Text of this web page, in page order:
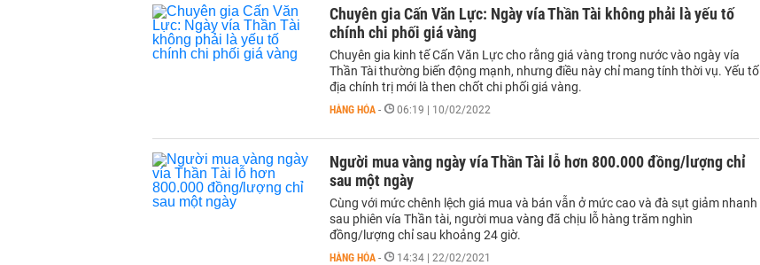
Chuyên gia Cấn Văn Lực: Ngày vía Thần Tài không phải là yếu tố
chính chi phối giá vàng
Chuyên gia kinh tế Cấn Văn Lực cho rằng giá vàng trong nước vào ngày vía
Thần Tài thường biến động mạnh, nhưng điều này chỉ mang tính thời vụ. Yếu tố
địa chính trị mới là then chốt chi phối giá vàng.
HÀNG HÓA - 06:19 | 10/02/2022
Người mua vàng ngày vía Thần Tài lỗ hơn 800.000 đồng/lượng chỉ
sau một ngày
Cùng với mức chênh lệch giá mua và bán vẫn ở mức cao và đà sụt giảm nhanh
sau phiên vía Thần tài, người mua vàng đã chịu lỗ hàng trăm nghìn
đồng/lượng chỉ sau khoảng 24 giờ.
HÀNG HÓA - 14:34 | 22/02/2021